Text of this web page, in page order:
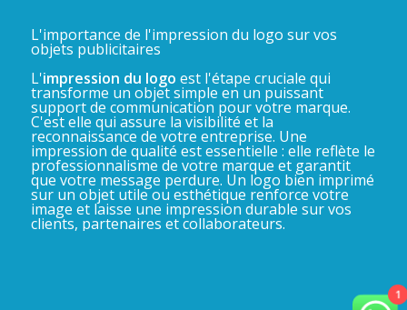
L'importance de l'impression du logo sur vos
objets publicitaires
L'impression du logo est l'étape cruciale qui
transforme un objet simple en un puissant
support de communication pour votre marque.
C'est elle qui assure la visibilité et la
reconnaissance de votre entreprise. Une
impression de qualité est essentielle : elle reflète le
professionnalisme de votre marque et garantit
que votre message perdure. Un logo bien imprimé
sur un objet utile ou esthétique renforce votre
image et laisse une impression durable sur vos
clients, partenaires et collaborateurs.
1